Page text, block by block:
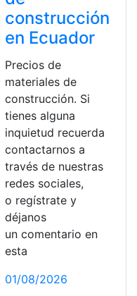
,poeta,poetas
construcción
en Ecuador
Precios de
materiales de
construcción. Si
tienes alguna
inquietud recuerda
contactarnos a
través de nuestras
redes sociales,
o regístrate y
déjanos
un comentario en
esta
01/08/2026